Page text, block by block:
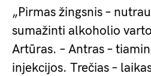
„Pirmas žingsnis –
sumažinti alkoholio
Artūras. – Antras –
injekcijos. Trečias –